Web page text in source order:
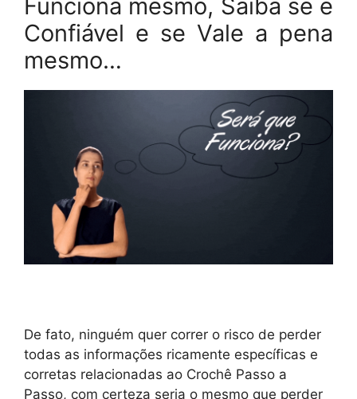
Funciona mesmo, Saiba se é
Confiável e se Vale a pena
mesmo…
De fato, ninguém quer correr o risco de perder
todas as informações ricamente específicas e
corretas relacionadas ao Crochê Passo a
Passo, com certeza seria o mesmo que perder